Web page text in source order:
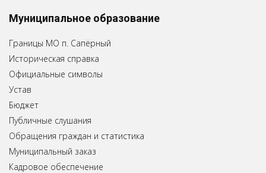
Муниципальное образование
Границы МО п. Сапёрный
Историческая справка
Официальные символы
Устав
Бюджет
Публичные слушания
Обращения граждан и статистика
Муниципальный заказ
Кадровое обеспечение